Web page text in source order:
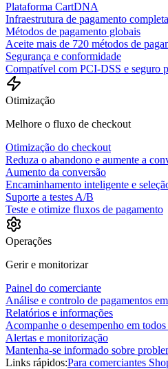
Plataforma CartDNA
Infraestrutura de pagamento
Métodos de pagamento globais
Aceite mais de 720 métodos de
Segurança e conformidade
Compatível com PCI-DSS e seguro
Otimização
Melhore o fluxo de checkout
Otimização do checkout
Reduza o abandono e aumente a
Aumento da conversão
Encaminhamento inteligente e
Suporte a testes A/B
Teste e otimize fluxos de pagamento
Operações
Gerir e monitorizar
Painel do comerciante
Análise e controlo de pagamentos
Relatórios e informações
Acompanhe o desempenho em todos
Alertas e monitorização
Mantenha-se informado sobre
Links rápidos:Para comerciantes